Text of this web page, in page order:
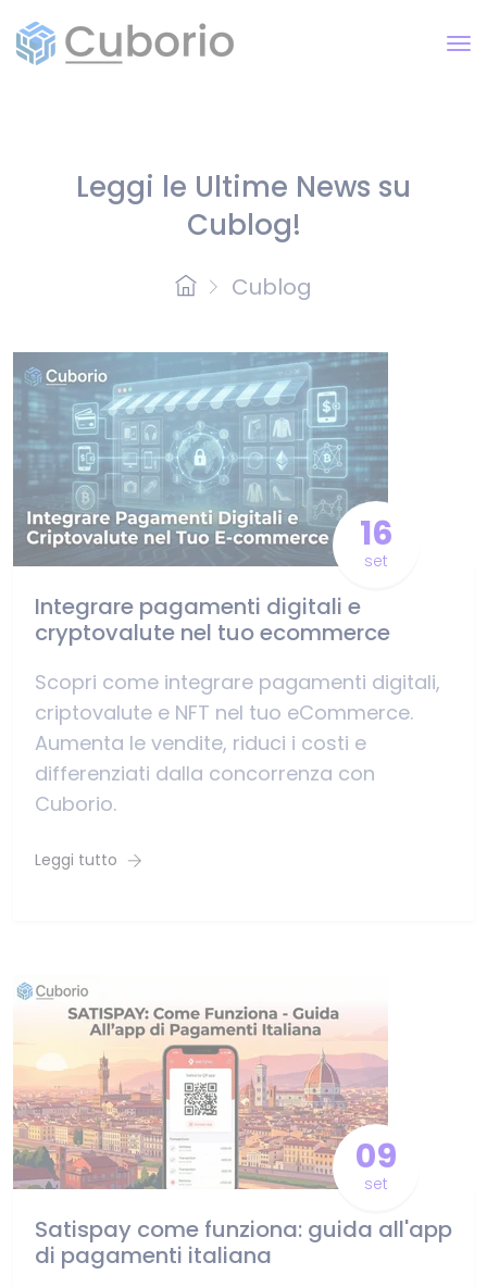
Leggi le Ultime News su
Cublog!
Cublog
16
set
Integrare pagamenti digitali e
cryptovalute nel tuo ecommerce
Scopri come integrare pagamenti digitali,
criptovalute e NFT nel tuo eCommerce.
Aumenta le vendite, riduci i costi e
differenziati dalla concorrenza con
Cuborio.
Leggi tutto
09
set
Satispay come funziona: guida all'app
di pagamenti italiana